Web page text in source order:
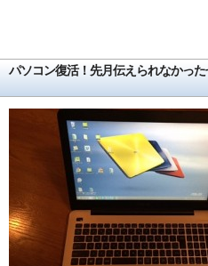
パソコン復活！先月伝えられなかった